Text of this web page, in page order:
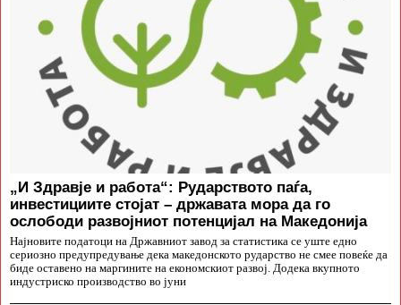
„И Здравје и работа“: Рударството паѓа,
инвестициите стојат – државата мора да го
ослободи развојниот потенцијал на Македонија
Најновите податоци на Државниот завод за статистика се уште едно
сериозно предупредување дека македонското рударство не смее повеќе да
биде оставено на маргините на економскиот развој. Додека вкупното
индустриско производство во јуни